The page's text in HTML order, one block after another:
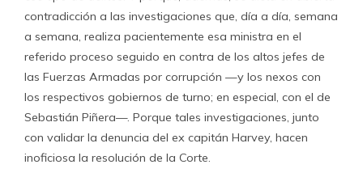
contradicción a las investigaciones que, día a día, semana
a semana, realiza pacientemente esa ministra en el
referido proceso seguido en contra de los altos jefes de
las Fuerzas Armadas por corrupción —y los nexos con
los respectivos gobiernos de turno; en especial, con el de
Sebastián Piñera—. Porque tales investigaciones, junto
con validar la denuncia del ex capitán Harvey, hacen
inoficiosa la resolución de la Corte.